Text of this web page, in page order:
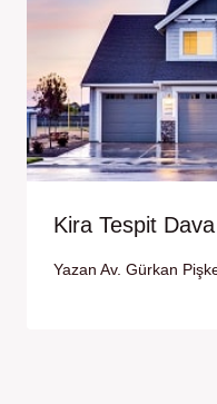
Kira Tespit
Yazan Av. Gürkan